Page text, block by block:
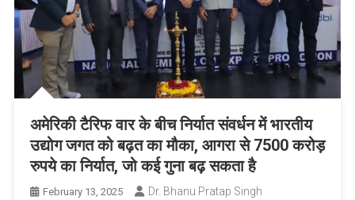
अमेरिकी टैरिफ वार के बीच निर्यात संवर्धन में भारतीय
उद्योग जगत को बढ़त का मौका, आगरा से 7500 करोड़
रुपये का निर्यात, जो कई गुना बढ़ सकता है
February 13, 2025 Dr. Bhanu Pratap Singh